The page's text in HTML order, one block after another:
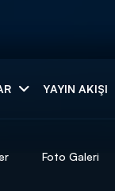
YAYIN AKIŞI
Foto Galeri